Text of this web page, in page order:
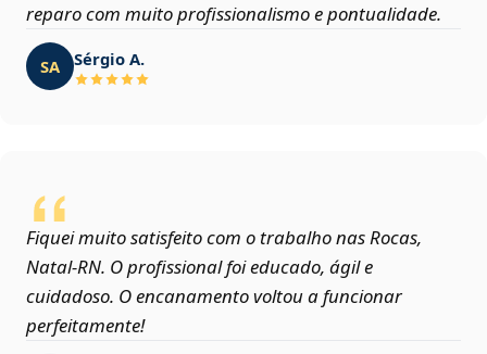
reparo com muito profissionalismo e pontualidade.
SA Sérgio A.
Fiquei muito satisfeito com o trabalho nas Rocas,
Natal‑RN. O profissional foi educado, ágil e
cuidadoso. O encanamento voltou a funcionar
perfeitamente!